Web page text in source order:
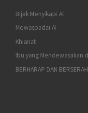
Bijak Menyikapi AI
Mewaspadai AI
Khianat
Ibu yang Mendewasakan
BERHARAP DAN